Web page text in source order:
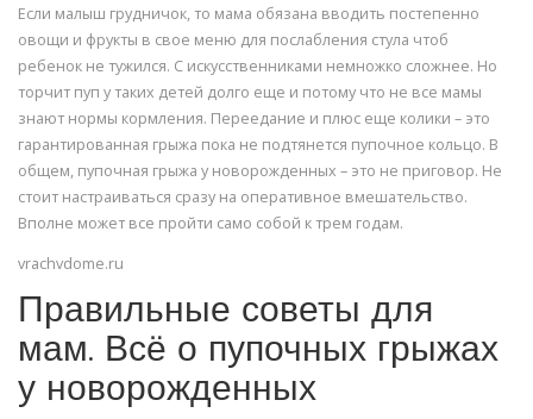
Если малыш грудничок, то мама обязана вводить постепенно
овощи и фрукты в свое меню для послабления стула чтоб
ребенок не тужился. С искусственниками немножко сложнее. Но
торчит пуп у таких детей долго еще и потому что не все мамы
знают нормы кормления. Переедание и плюс еще колики – это
гарантированная грыжа пока не подтянется пупочное кольцо. В
общем, пупочная грыжа у новорожденных – это не приговор. Не
стоит настраиваться сразу на оперативное вмешательство.
Вполне может все пройти само собой к трем годам.
vrachvdome.ru
Правильные советы для
мам. Всё о пупочных грыжах
у новорожденных